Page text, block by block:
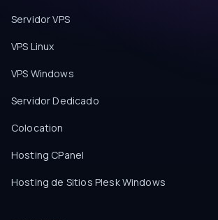
Servidor VPS
VPS Linux
VPS Windows
Servidor Dedicado
Colocation
Hosting CPanel
Hosting de Sitios Plesk Windows